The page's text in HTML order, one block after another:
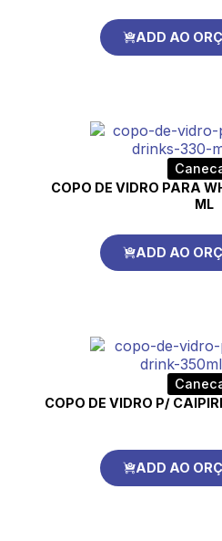
ADD AO
COPO DE VIDRO PARA
ML
ADD AO
COPO DE VIDRO P/
ADD AO